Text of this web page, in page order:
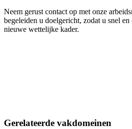
Neem gerust contact op met onze
begeleiden u doelgericht, zodat u snel
nieuwe wettelijke kader.
Gerelateerde vakdomeinen